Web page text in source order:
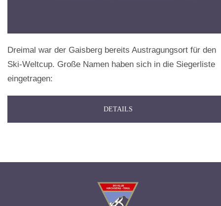
Dreimal war der Gaisberg bereits Austragungsort für den
Ski-Weltcup. Große Namen haben sich in die Siegerliste
eingetragen:
DETAILS